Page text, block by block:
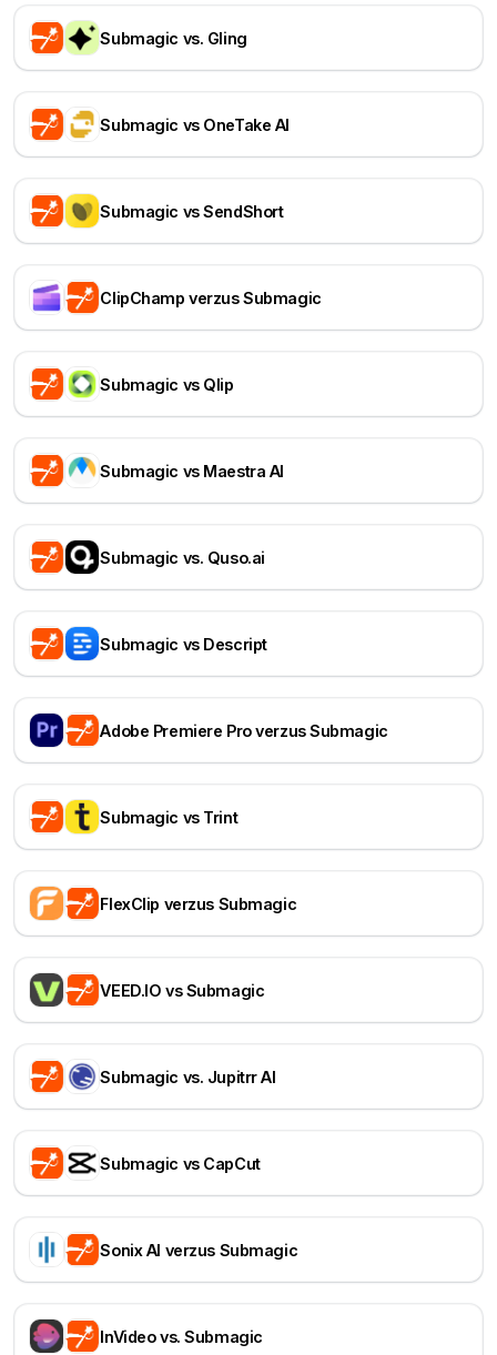
Submagic vs. Gling
Submagic vs OneTake AI
Submagic vs SendShort
ClipChamp verzus Submagic
Submagic vs Qlip
Submagic vs Maestra AI
Submagic vs. Quso.ai
Submagic vs Descript
Adobe Premiere Pro verzus Submagic
Submagic vs Trint
FlexClip verzus Submagic
VEED.IO vs Submagic
Submagic vs. Jupitrr AI
Submagic vs CapCut
Sonix AI verzus Submagic
InVideo vs. Submagic